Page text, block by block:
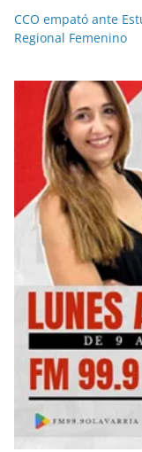
CCO empató ante
Regional Femenino